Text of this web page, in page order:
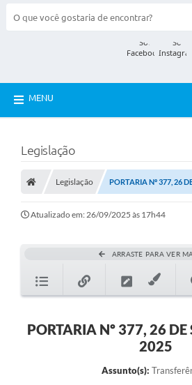
MENU
Legislação
Legislação PORTARIA Nº 377, 26
Atualizado em: 26/09/2025 às 17h44
ARRASTE PARA VER
PORTARIA Nº 377, 26 DE
2025
Assunto(s):